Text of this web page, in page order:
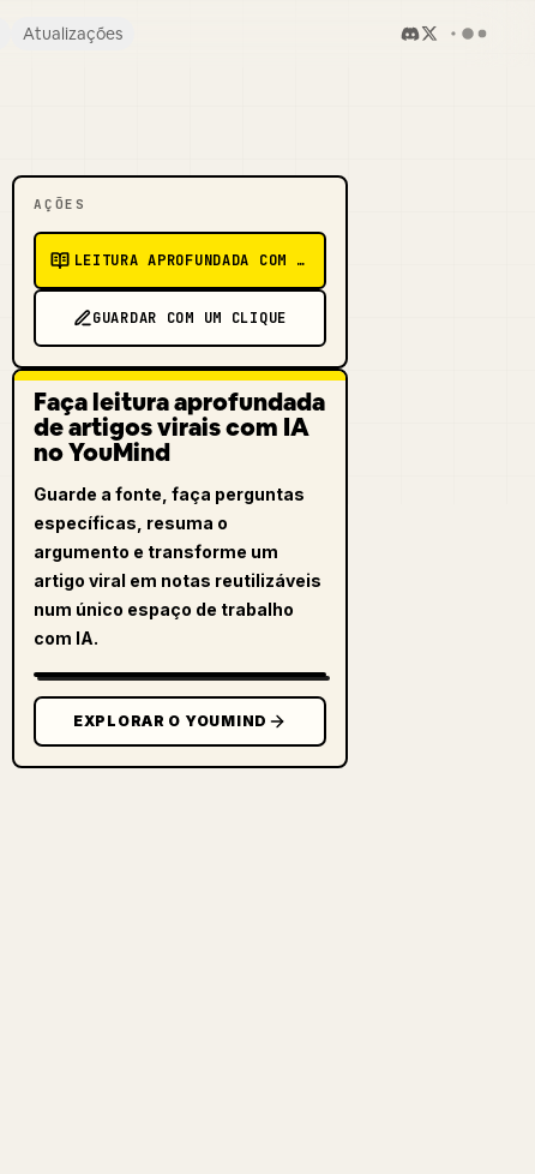
Atualizações
AÇÕES
LEITURA APROFUNDADA COM IA
GUARDAR COM UM CLIQUE
Faça leitura aprofundada
de artigos virais com IA
no YouMind
Guarde a fonte, faça perguntas
específicas, resuma o
argumento e transforme um
artigo viral em notas reutilizáveis
num único espaço de trabalho
com IA.
EXPLORAR O YOUMIND